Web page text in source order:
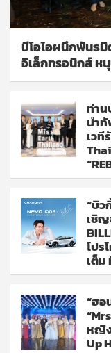
บีโอไอผนึกพันธมิ
อิเล็กทรอนิกส์ ห
ท่าน
นำทั
เวที
“บิว
เชิญ
โปร
เต็ม
“ฮอ
หญิง
Up